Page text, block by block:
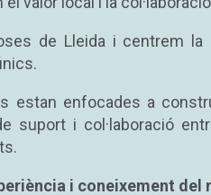
de Lleida i centrem
estan enfocades a
suport i col·laboració
i coneixement del